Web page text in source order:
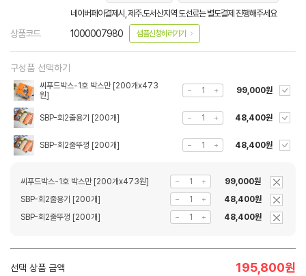
네이버페이결제시, 제주.도서산지역 도선료는 별도결제 진행해주세요
상품코드 1000007980 샘플신청하러가기
구성품 선택하기
씨푸드박스-1호 박스만 [200개x473
원]
99,000원
SBP-회2줄용기 [200개] 48,400원
SBP-회2줄뚜껑 [200개] 48,400원
씨푸드박스-1호 박스만 [200개x473원]
99,000원
SBP-회2줄용기 [200개]
48,400원
SBP-회2줄뚜껑 [200개]
48,400원
선택 상품 금액 195,800원